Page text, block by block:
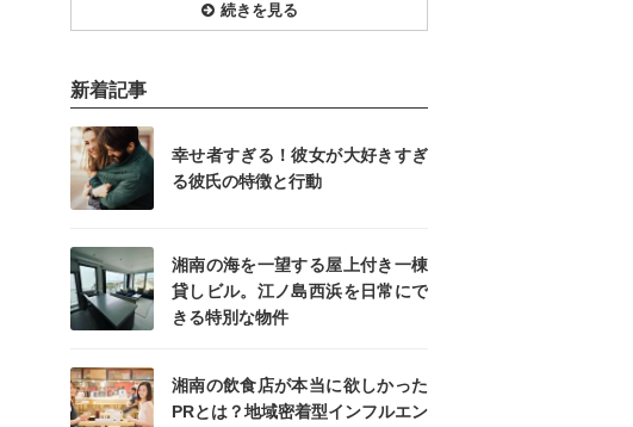
続きを見る
新着記事
幸せ者すぎる！彼女が大好きすぎ
る彼氏の特徴と行動
湘南の海を一望する屋上付き一棟
貸しビル。江ノ島西浜を日常にで
きる特別な物件
湘南の飲食店が本当に欲しかった
PRとは？地域密着型インフルエン